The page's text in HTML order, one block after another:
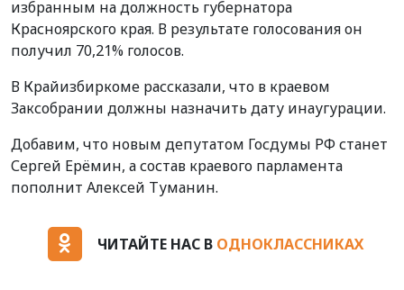
избранным на должность губернатора
Красноярского края. В результате голосования он
получил 70,21% голосов.
В Крайизбиркоме рассказали, что в краевом
Заксобрании должны назначить дату инаугурации.
Добавим, что новым депутатом Госдумы РФ станет
Сергей Ерёмин, а состав краевого парламента
пополнит Алексей Туманин.
ЧИТАЙТЕ НАС В ОДНОКЛАССНИКАХ